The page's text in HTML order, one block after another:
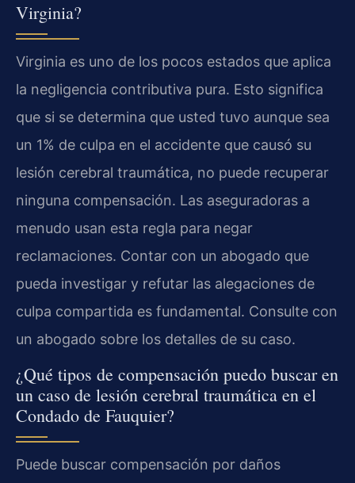
Virginia?
Virginia es uno de los pocos estados que aplica
la negligencia contributiva pura. Esto significa
que si se determina que usted tuvo aunque sea
un 1% de culpa en el accidente que causó su
lesión cerebral traumática, no puede recuperar
ninguna compensación. Las aseguradoras a
menudo usan esta regla para negar
reclamaciones. Contar con un abogado que
pueda investigar y refutar las alegaciones de
culpa compartida es fundamental. Consulte con
un abogado sobre los detalles de su caso.
¿Qué tipos de compensación puedo buscar en
un caso de lesión cerebral traumática en el
Condado de Fauquier?
Puede buscar compensación por daños